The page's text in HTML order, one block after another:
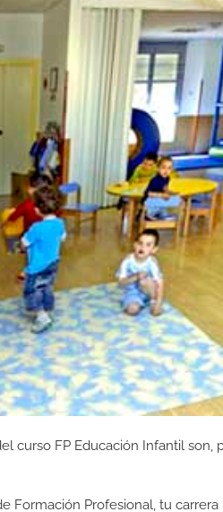
curso FP Educación Infantil
Formación Profesional, tu